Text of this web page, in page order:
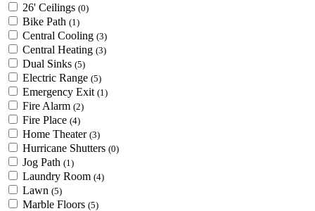
26' Ceilings (0)
Bike Path (1)
Central Cooling (3)
Central Heating (3)
Dual Sinks (5)
Electric Range (5)
Emergency Exit (1)
Fire Alarm (2)
Fire Place (4)
Home Theater (3)
Hurricane Shutters (0)
Jog Path (1)
Laundry Room (4)
Lawn (5)
Marble Floors (5)